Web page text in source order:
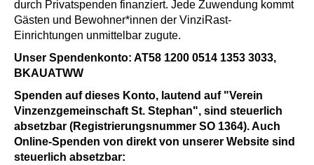
durch Privatspenden finanziert. Jede Zuwendung kommt
Gästen und Bewohner*innen der VinziRast-
Einrichtungen unmittelbar zugute.
Unser Spendenkonto: AT58 1200 0514 1353 3033,
BKAUATWW
Spenden auf dieses Konto, lautend auf "Verein
Vinzenzgemeinschaft St. Stephan", sind steuerlich
absetzbar (Registrierungsnummer SO 1364). Auch
Online-Spenden von direkt von unserer Website sind
steuerlich absetzbar: